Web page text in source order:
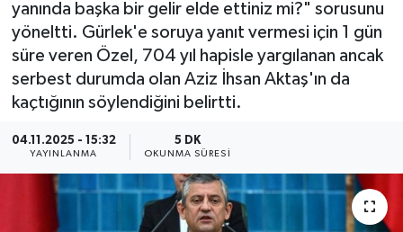
yanında başka bir gelir elde ettiniz mi?" sorusunu
yöneltti. Gürlek'e soruya yanıt vermesi için 1 gün
süre veren Özel, 704 yıl hapisle yargılanan ancak
serbest durumda olan Aziz İhsan Aktaş'ın da
kaçtığının söylendiğini belirtti.
04.11.2025 - 15:32
YAYINLANMA
5 DK
OKUNMA SÜRESI